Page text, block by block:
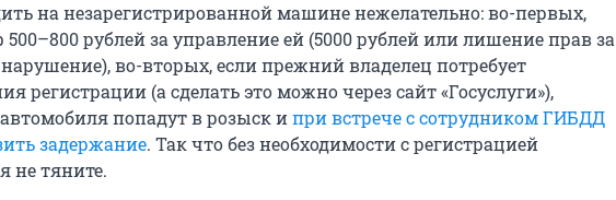
на незарегистрированной машине нежелательно: во-первых,
500–800 рублей за управление ей (5000 рублей или лишение прав за
во-вторых, если прежний владелец потребует
регистрации (а сделать это можно через сайт «Госуслуги»),
попадут в розыск ипри встрече с сотрудником ГИБДД
задержание. Так что без необходимости с регистрацией
не тяните.